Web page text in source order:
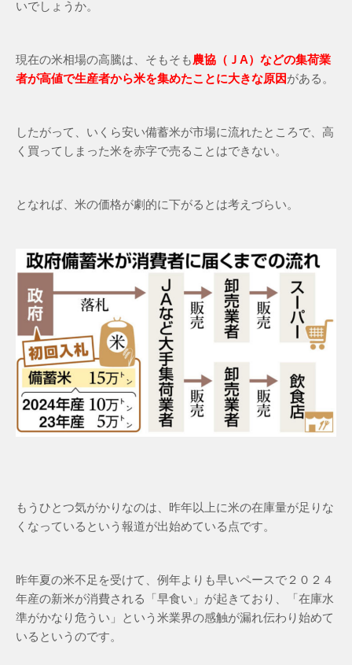
いでしょうか。
現在の米相場の高騰は、そもそも農協（ＪA）などの集荷業
者が高値で生産者から米を集めたことに大きな原因がある。
したがって、いくら安い備蓄米が市場に流れたところで、高
く買ってしまった米を赤字で売ることはできない。
となれば、米の価格が劇的に下がるとは考えづらい。
もうひとつ気がかりなのは、昨年以上に米の在庫量が足りな
くなっているという報道が出始めている点です。
昨年夏の米不足を受けて、例年よりも早いペースで２０２４
年産の新米が消費される「早食い」が起きており、「在庫水
準がかなり危うい」という米業界の感触が漏れ伝わり始めて
いるというのです。